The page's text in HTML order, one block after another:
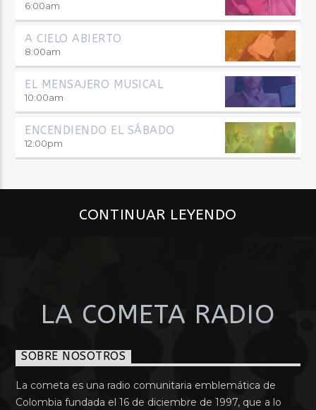
6:00am
A CIELO ABIERTO
8:00am
EL MENSAJERO MUSICAL
10:00am
ENCENDIENDO EL SÁBADO
12:00pm
CONTINUAR LEYENDO
LA COMETA RADIO
SOBRE NOSOTROS
La cometa es una radio comunitaria emblemática de
Colombia fundada el 16 de diciembre de 1997, que a lo